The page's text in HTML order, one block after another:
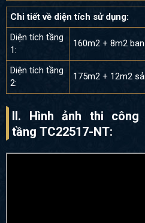
Chi tiết về diện tích sử dụng:
Diện tích tầng
1:
160m2 + 8m2
Diện tích tầng
2:
175m2 + 12m2
II. Hình ảnh thi
tầng TC22517-NT: